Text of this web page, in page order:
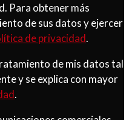
Para obtener más
de sus datos y ejercer
de privacidad.
de mis datos tal
y se explica con mayor
.